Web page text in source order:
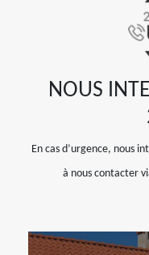
NOUS
En cas d’urgence, nous
à nous contacter